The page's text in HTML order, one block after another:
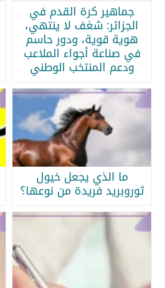
جماهير كرة القدم في
الجزائر: شغف لا ينتهي،
هوية قوية، ودور حاسم
في صناعة أجواء الملاعب
ودعم المنتخب الوطني
ما الذي يجعل خيول
ثوروبريد فريدة من نوعها؟